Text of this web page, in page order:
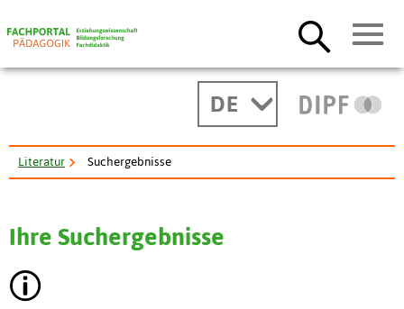
DE
Literatur Suchergebnisse
Ihre Suchergebnisse